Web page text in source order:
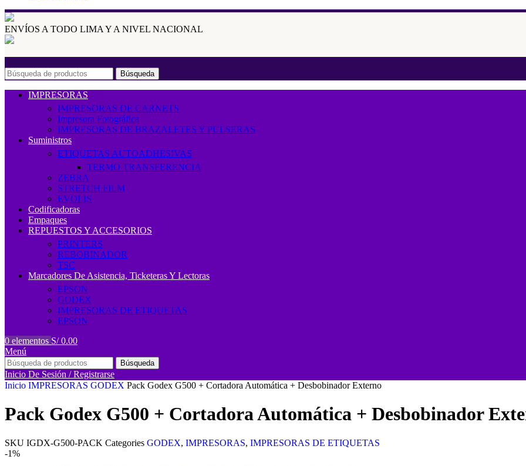
ENVÍOS A TODO LIMA Y A NIVEL NACIONAL
Búsqueda
IMPRESORAS
IMPRESORAS DE CARNETS
Impresora Fotográfica
IMPRESORAS DE BRAZALETES Y PULSERAS
Suministros
ETIQUETAS AUTOADHESIVAS
TERMO TRANSFERENCIA
ZEBRA
STRETCH FILM
EVOLIS
Codificadoras
Empaques
REPUESTOS Y ACCESORIOS
PRINTERS
REBOBINADOR
TSC
Marcadores De Asistencia, Ticketeras Y Lectoras
EPSON
GODEX
IMPRESORAS DE ETIQUETAS
EPSON
0 elementos S/0.00
Menú
Búsqueda
Inicio De Sesión / Registrarse
Inicio IMPRESORAS GODEX Pack Godex G500 + Cortadora Automática + Desbobinador Externo
Pack Godex G500 + Cortadora Automática + Desbobinador
SKU IGDX-G500-PACK Categories GODEX, IMPRESORAS, IMPRESORAS DE ETIQUETAS
-1%